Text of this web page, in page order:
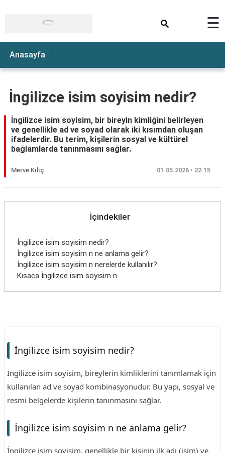
☰
Anasayfa
İngilizce isim soyisim nedir?
İngilizce isim soyisim, bir bireyin kimliğini belirleyen
ve genellikle ad ve soyad olarak iki kısımdan oluşan
ifadelerdir. Bu terim, kişilerin sosyal ve kültürel
bağlamlarda tanınmasını sağlar.
Merve Kılıç 01.05.2026 • 22:15
İçindekiler
İngilizce isim soyisim nedir?
İngilizce isim soyisim n ne anlama gelir?
İngilizce isim soyisim n nerelerde kullanılır?
Kısaca İngilizce isim soyisim n
İngilizce isim soyisim nedir?
İngilizce isim soyisim, bireylerin kimliklerini tanımlamak için
kullanılan ad ve soyad kombinasyonudur. Bu yapı, sosyal ve
resmi belgelerde kişilerin tanınmasını sağlar.
İngilizce isim soyisim n ne anlama gelir?
İngilizce isim soyisim, genellikle bir kişinin ilk adı (isim) ve